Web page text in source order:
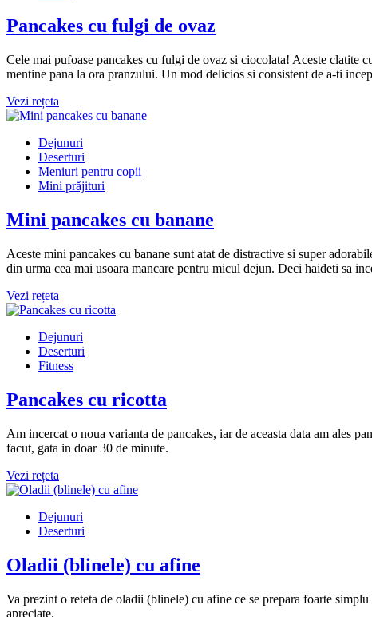
Pancakes cu fulgi de ovaz
Cele mai pufoase pancakes cu fulgi de ovaz si ciocolata! Aceste clatite
mentine pana la ora pranzului. Un mod delicios si consistent de a-ti
Vezi rețeta
Dejunuri
Deserturi
Meniuri pentru copii
Mini prăjituri
Mini pancakes cu banane
Aceste mini pancakes cu banane sunt atat de distractive si super
din urma cea mai usoara mancare pentru micul dejun. Deci haideti sa
Vezi rețeta
Dejunuri
Deserturi
Fitness
Pancakes cu ricotta
Am incercat o noua varianta de pancakes, iar de aceasta data am ales
facut, gata in doar 30 de minute.
Vezi rețeta
Dejunuri
Deserturi
Oladii (blinele) cu afine
Va prezint o reteta de oladii (blinele) cu afine ce se prepara foarte
apreciate.